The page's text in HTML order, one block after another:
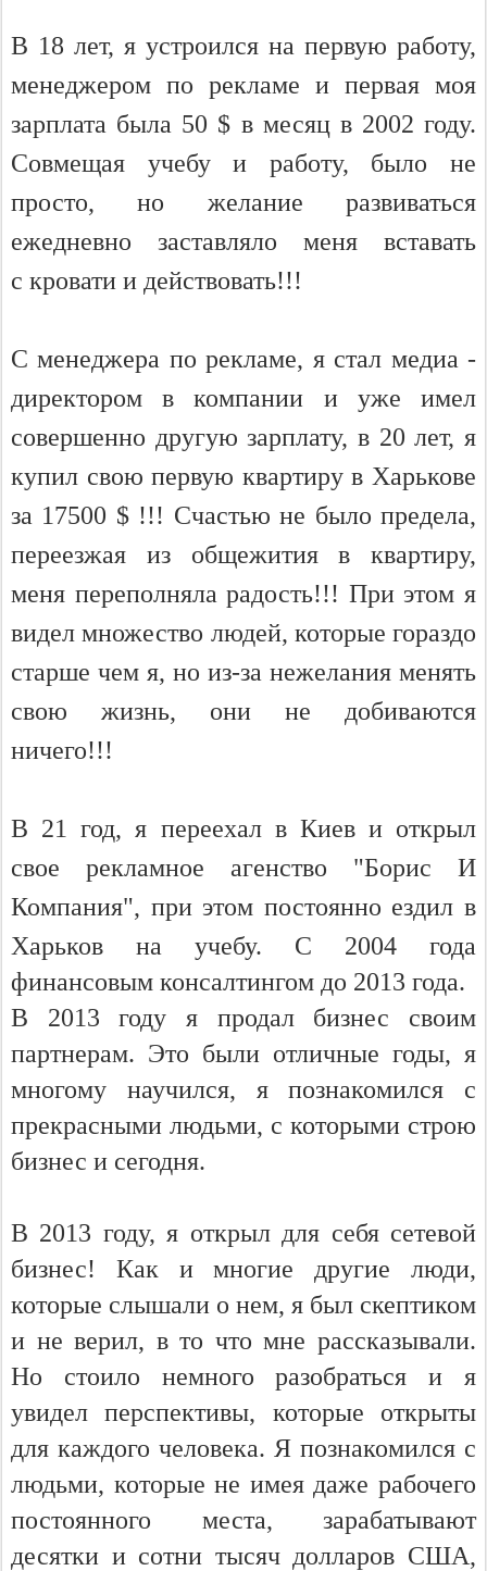
В 18 лет, я устроился на первую работу,
менеджером по рекламе и первая моя
зарплата была 50 $ в месяц в 2002 году.
Совмещая учебу и работу, было не
просто, но желание развиваться
ежедневно заставляло меня вставать
с кровати и действовать!!!
С менеджера по рекламе, я стал медиа -
директором в компании и уже имел
совершенно другую зарплату, в 20 лет, я
купил свою первую квартиру в Харькове
за 17500 $ !!! Счастью не было предела,
переезжая из общежития в квартиру,
меня переполняла радость!!! При этом я
видел множество людей, которые гораздо
старше чем я, но из-за нежелания менять
свою жизнь, они не добиваются
ничего!!!
В 21 год, я переехал в Киев и открыл
свое рекламное агенство "Борис И
Компания", при этом постоянно ездил в
Харьков на учебу. С 2004 года
финансовым консалтингом до 2013 года.
В 2013 году я продал бизнес своим
партнерам. Это были отличные годы, я
многому научился, я познакомился с
прекрасными людьми, с которыми строю
бизнес и сегодня.
В 2013 году, я открыл для себя сетевой
бизнес! Как и многие другие люди,
которые слышали о нем, я был скептиком
и не верил, в то что мне рассказывали.
Но стоило немного разобраться и я
увидел перспективы, которые открыты
для каждого человека. Я познакомился с
людьми, которые не имея даже рабочего
постоянного места, зарабатывают
десятки и сотни тысяч долларов США,